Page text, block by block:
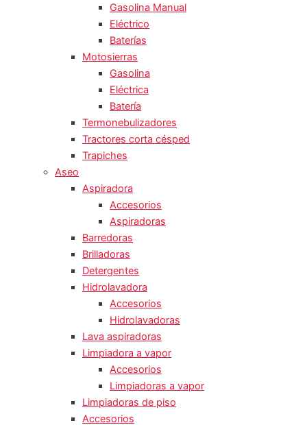
Gasolina Manual
Eléctrico
Baterías
Motosierras
Gasolina
Eléctrica
Batería
Termonebulizadores
Tractores corta césped
Trapiches
Aseo
Aspiradora
Accesorios
Aspiradoras
Barredoras
Brilladoras
Detergentes
Hidrolavadora
Accesorios
Hidrolavadoras
Lava aspiradoras
Limpiadora a vapor
Accesorios
Limpiadoras a vapor
Limpiadoras de piso
Accesorios